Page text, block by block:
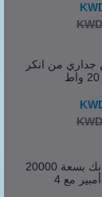
من انكر
باور بانك بسعة 20000
مللي أمبير مع 4